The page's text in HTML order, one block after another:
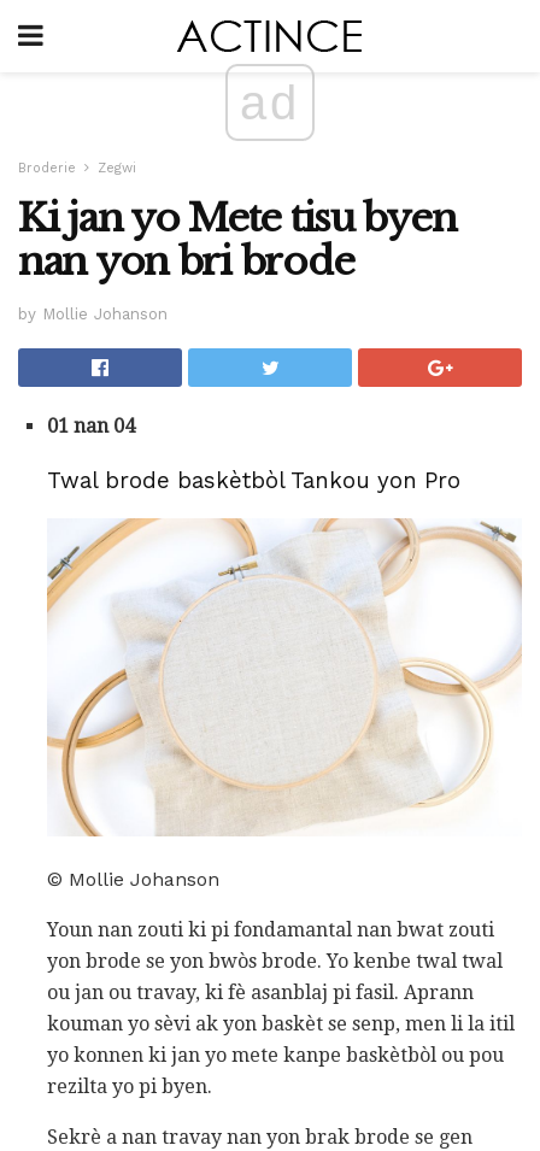
ad
Broderie Zegwi
Ki jan yo Mete tisu byen
nan yon bri brode
by Mollie Johanson
01 nan 04
Twal brode baskètbòl Tankou yon Pro
© Mollie Johanson
Youn nan zouti ki pi fondamantal nan bwat zouti
yon brode se yon bwòs brode. Yo kenbe twal twal
ou jan ou travay, ki fè asanblaj pi fasil. Aprann
kouman yo sèvi ak yon baskèt se senp, men li la itil
yo konnen ki jan yo mete kanpe baskètbòl ou pou
rezilta yo pi byen.
Sekrè a nan travay nan yon brak brode se gen